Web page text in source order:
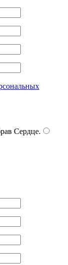
Сердце.